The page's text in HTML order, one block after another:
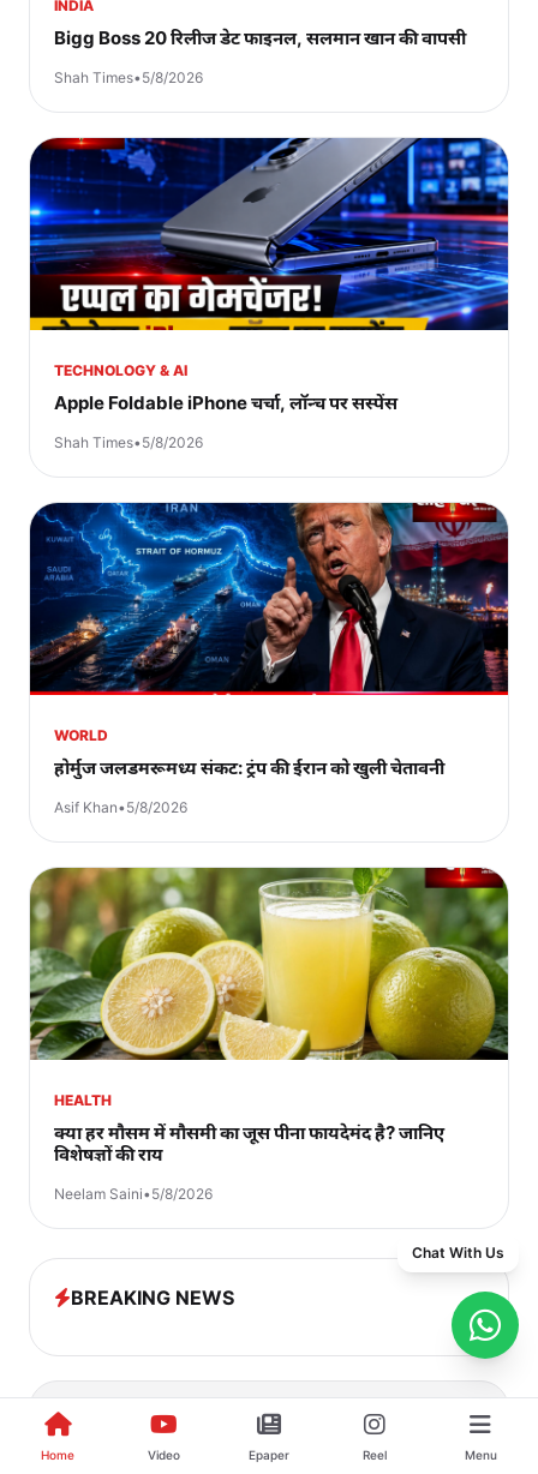
INDIA
Bigg Boss 20 रिलीज डेट फाइनल, सलमान खान की वापसी
Shah Times•5/8/2026
TECHNOLOGY & AI
Apple Foldable iPhone चर्चा, लॉन्च पर सस्पेंस
Shah Times•5/8/2026
WORLD
होर्मुज जलडमरूमध्य संकट: ट्रंप की ईरान को खुली चेतावनी
Asif Khan•5/8/2026
HEALTH
क्या हर मौसम में मौसमी का जूस पीना फायदेमंद है? जानिए
विशेषज्ञों की राय
Neelam Saini•5/8/2026
BREAKING NEWS
ADVERTISEMENT
Home Video Epaper Reel Menu
Chat With Us